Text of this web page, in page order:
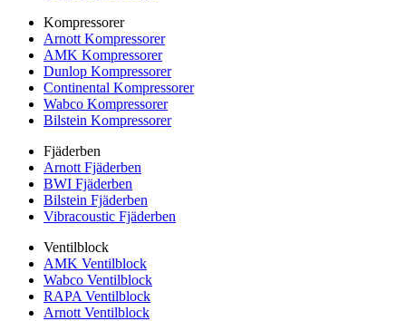
Kompressorer
Arnott Kompressorer
AMK Kompressorer
Dunlop Kompressorer
Continental Kompressorer
Wabco Kompressorer
Bilstein Kompressorer
Fjäderben
Arnott Fjäderben
BWI Fjäderben
Bilstein Fjäderben
Vibracoustic Fjäderben
Ventilblock
AMK Ventilblock
Wabco Ventilblock
RAPA Ventilblock
Arnott Ventilblock